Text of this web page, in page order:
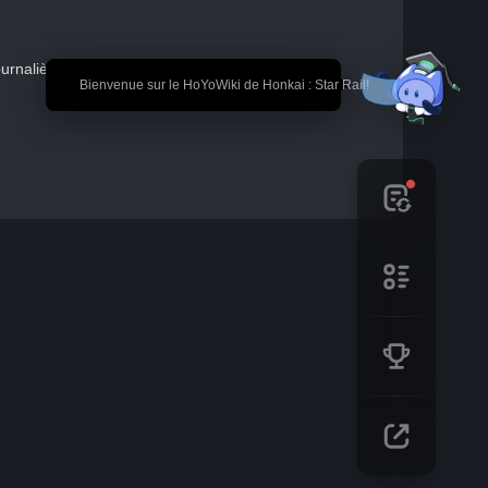
🎉 Bienvenue sur le HoYoWiki de Honkai : Star Rail!
" Jours fades "